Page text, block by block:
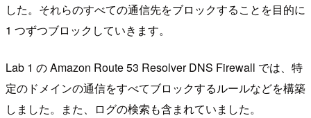
した。それらのすべての通信先をブロックすることを目的に
1 つずつブロックしていきます。
Lab 1 の Amazon Route 53 Resolver DNS Firewall では、特
定のドメインの通信をすべてブロックするルールなどを構築
しました。また、ログの検索も含まれていました。